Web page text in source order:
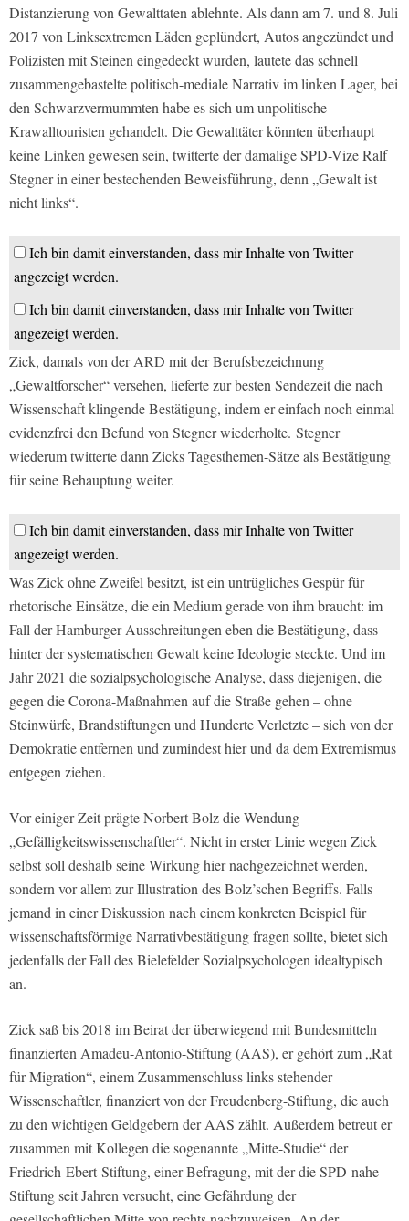
Distanzierung von Gewalttaten ablehnte. Als dann am 7. und 8. Juli
2017 von Linksextremen Läden geplündert, Autos angezündet und
Polizisten mit Steinen eingedeckt wurden, lautete das schnell
zusammengebastelte politisch-mediale Narrativ im linken Lager, bei
den Schwarzvermummten habe es sich um unpolitische
Krawalltouristen gehandelt. Die Gewalttäter könnten überhaupt
keine Linken gewesen sein, twitterte der damalige SPD-Vize Ralf
Stegner in einer bestechenden Beweisführung, denn „Gewalt ist
nicht links“.
Ich bin damit einverstanden, dass mir Inhalte von Twitter
angezeigt werden.
Ich bin damit einverstanden, dass mir Inhalte von Twitter
angezeigt werden.
Zick, damals von der ARD mit der Berufsbezeichnung
„Gewaltforscher“ versehen, lieferte zur besten Sendezeit die nach
Wissenschaft klingende Bestätigung, indem er einfach noch einmal
evidenzfrei den Befund von Stegner wiederholte. Stegner
wiederum twitterte dann Zicks Tagesthemen-Sätze als Bestätigung
für seine Behauptung weiter.
Ich bin damit einverstanden, dass mir Inhalte von Twitter
angezeigt werden.
Was Zick ohne Zweifel besitzt, ist ein untrügliches Gespür für
rhetorische Einsätze, die ein Medium gerade von ihm braucht: im
Fall der Hamburger Ausschreitungen eben die Bestätigung, dass
hinter der systematischen Gewalt keine Ideologie steckte. Und im
Jahr 2021 die sozialpsychologische Analyse, dass diejenigen, die
gegen die Corona-Maßnahmen auf die Straße gehen – ohne
Steinwürfe, Brandstiftungen und Hunderte Verletzte – sich von der
Demokratie entfernen und zumindest hier und da dem Extremismus
entgegen ziehen.
Vor einiger Zeit prägte Norbert Bolz die Wendung
„Gefälligkeitswissenschaftler“. Nicht in erster Linie wegen Zick
selbst soll deshalb seine Wirkung hier nachgezeichnet werden,
sondern vor allem zur Illustration des Bolz’schen Begriffs. Falls
jemand in einer Diskussion nach einem konkreten Beispiel für
wissenschaftsförmige Narrativbestätigung fragen sollte, bietet sich
jedenfalls der Fall des Bielefelder Sozialpsychologen idealtypisch
an.
Zick saß bis 2018 im Beirat der überwiegend mit Bundesmitteln
finanzierten Amadeu-Antonio-Stiftung (AAS), er gehört zum „Rat
für Migration“, einem Zusammenschluss links stehender
Wissenschaftler, finanziert von der Freudenberg-Stiftung, die auch
zu den wichtigen Geldgebern der AAS zählt. Außerdem betreut er
zusammen mit Kollegen die sogenannte „Mitte-Studie“ der
Friedrich-Ebert-Stiftung, einer Befragung, mit der die SPD-nahe
Stiftung seit Jahren versucht, eine Gefährdung der